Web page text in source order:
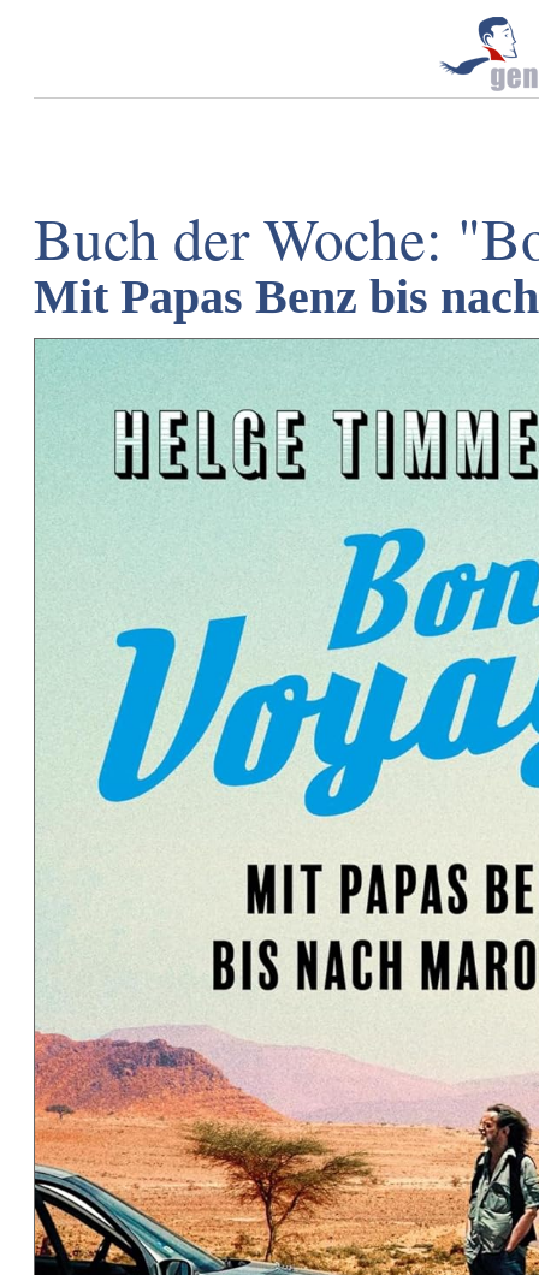
Buch der Woche:
Mit Papas Benz bis